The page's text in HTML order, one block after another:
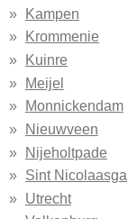
Kampen
Krommenie
Kuinre
Meijel
Monnickendam
Nieuwveen
Nijeholtpade
Sint Nicolaasga
Utrecht